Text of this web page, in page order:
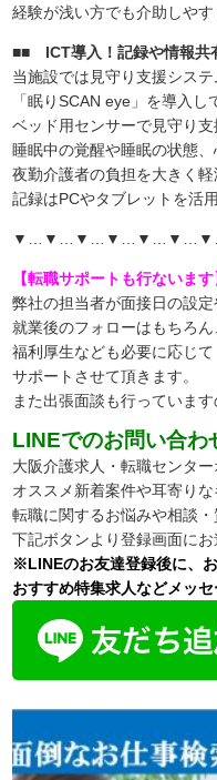
経験が浅い方でも介助しやす
■■ ICT導入！記録や情報
当施設では見守り支援システ
「眠りSCAN eye」を導入し
ベッド用センサーで見守り支
睡眠中の覚醒や睡眠の状態、
夜勤介護者の負担を大きく軽
記録はPCやタブレットを活
【転職サポートも行ないます
弊社の担当者が面接日の設定
就業後のフォローはもちろん
福利厚生なども必要に応じて
サポートさせて頂きます。
また出張面談も行っています
LINEでのお問い合わ
大阪介護求人・転職センタ
オススメ新着案件や耳寄り
転職に関するお悩みや相談
下記ボタンより登録画面にお
※LINEのお友達登録後に、
おすすめ特集求人などメッセ